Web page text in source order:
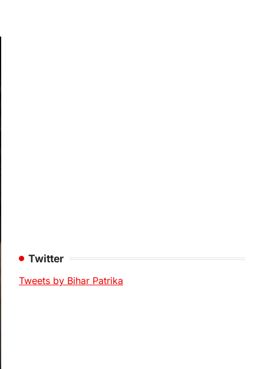
Twitter
Tweets by Bihar Patrika